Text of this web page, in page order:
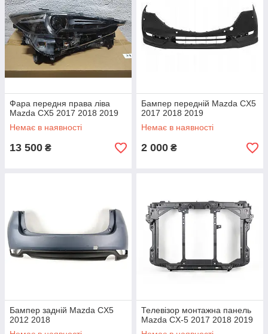
Фара передня права ліва
Mazda CX5 2017 2018 2019
Немає в наявності
13 500 ₴
Бампер передній Mazda CX5
2017 2018 2019
Немає в наявності
2 000 ₴
Бампер задній Mazda CX5
2012 2018
Телевізор монтажна панель
Mazda CX-5 2017 2018 2019